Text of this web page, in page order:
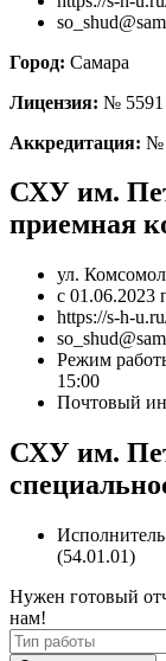
Город: Самара
Лицензия: № 5591
Аккредитация: №
СХУ им.
приемная
ул.
с 01.06.2023
https://s-h-
Режим
15:00
Почтовый
СХУ им.
(54.01.01)
Нужен готовый
нам!